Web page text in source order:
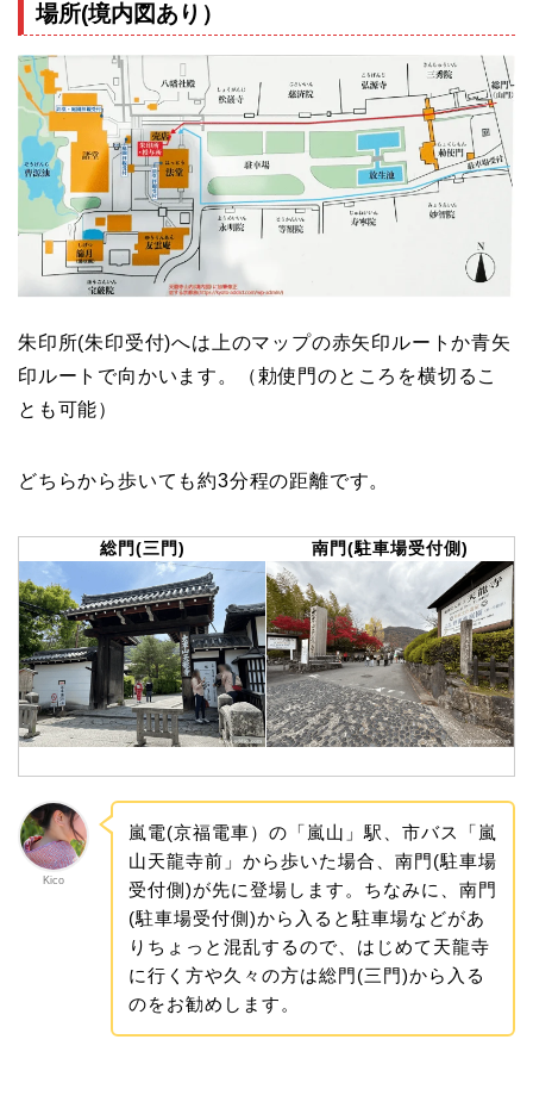
場所(境内図あり）
朱印所(朱印受付)へは上のマップの赤矢印ルートか青矢
印ルートで向かいます。（勅使門のところを横切るこ
とも可能）
どちらから歩いても約3分程の距離です。
総門(三門) 南門(駐車場受付側)
Kico
嵐電(京福電車）の「嵐山」駅、市バス「嵐
山天龍寺前」から歩いた場合、南門(駐車場
受付側)が先に登場します。ちなみに、南門
(駐車場受付側)から入ると駐車場などがあ
りちょっと混乱するので、はじめて天龍寺
に行く方や久々の方は総門(三門)から入る
のをお勧めします。